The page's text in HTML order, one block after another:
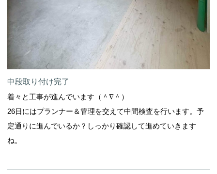
中段取り付け完了
着々と工事が進んでいます（＾∇＾）
26日にはプランナー＆管理を交えて中間検査を行います。予
定通りに進んでいるか？しっかり確認して進めていきます
ね。